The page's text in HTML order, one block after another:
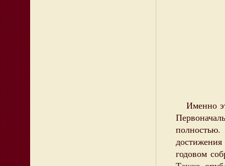
Именно
годовом